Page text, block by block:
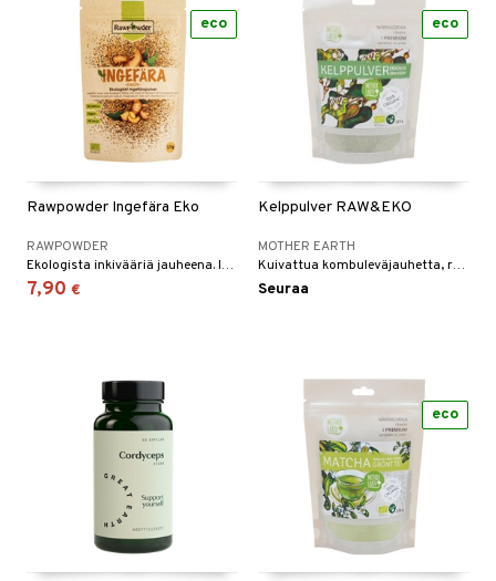
Rawpowder Ingefära Eko
RAWPOWDER
Ekologista inkivääriä jauheena. Inkivääri on yrtti jota on aikojen alusta asti käytetty sekä mausteena että lääkkeenä.
7,90 €
eco
Kelppulver RAW&EKO
MOTHER EARTH
Kuivattua kombuleväjauhetta, rakkolevää (Ascophyllum nodosum).
Seuraa
eco
eco